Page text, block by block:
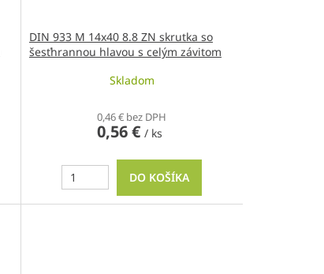
DIN 933 M 14x40 8.8 ZN skrutka so
šesťhrannou hlavou s celým závitom
Skladom
0,46 € bez DPH
0,56 €/ ks
DO KOŠÍKA